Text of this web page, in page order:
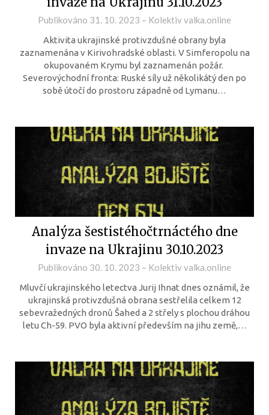
Publikováno 31. 10. 2023 – Kolektiv valka.online
Aktivita ukrajinské protivzdušné obrany byla
zaznamenána v Kirivohradské oblasti. V Simferopolu na
okupovaném Krymu byl zaznamenán požár.
Severovýchodní fronta: Ruské síly už několikátý den po
sobě útočí do prostoru západně od Lymanu…
Analýza šestistéhočtrnáctého dne
invaze na Ukrajinu 30.10.2023
Publikováno 30. 10. 2023 – Kolektiv valka.online
Mluvčí ukrajinského letectva Jurij Ihnat dnes oznámil, že
ukrajinská protivzdušná obrana sestřelila celkem 12
sebevražedných dronů Šahed a 2 střely s plochou dráhou
letu Ch-59. PVO byla aktivní především na jihu země,…